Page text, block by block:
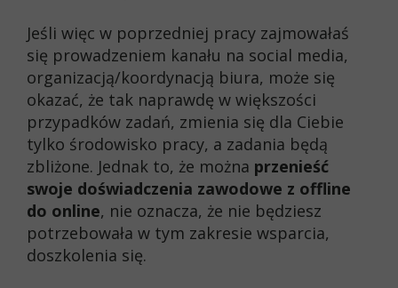
Jeśli więc w poprzedniej pracy zajmowałaś
się prowadzeniem kanału na social media,
organizacją/koordynacją biura, może się
okazać, że tak naprawdę w większości
przypadków zadań, zmienia się dla Ciebie
tylko środowisko pracy, a zadania będą
zbliżone. Jednak to, że można przenieść
swoje doświadczenia zawodowe z offline
do online, nie oznacza, że nie będziesz
potrzebowała w tym zakresie wsparcia,
doszkolenia się.